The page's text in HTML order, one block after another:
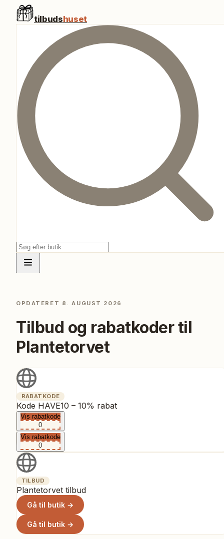
tilbudshuset
OPDATERET 8. AUGUST 2026
Tilbud og rabatkoder til
Plantetorvet
RABATKODE
Kode HAVE10 – 10% rabat
Vis rabatkode
0
Vis rabatkode
0
TILBUD
Plantetorvet tilbud
Gå til butik →
Gå til butik →